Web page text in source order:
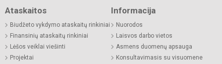
Ataskaitos
Biudžeto vykdymo ataskaitų rinkiniai
Finansinių ataskaitų rinkiniai
Lėšos veiklai viešinti
Projektai
Informacija
Nuorodos
Laisvos darbo vietos
Asmens duomenų apsauga
Konsultavimasis su visuomene